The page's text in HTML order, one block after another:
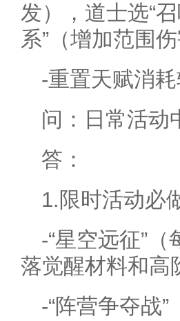
发），道士选“
系”（增加范围伤
-重置天赋消
问：日常活动
答：
1.限时活动必
-“星空远征”
落觉醒材料和高
-“阵营争夺战